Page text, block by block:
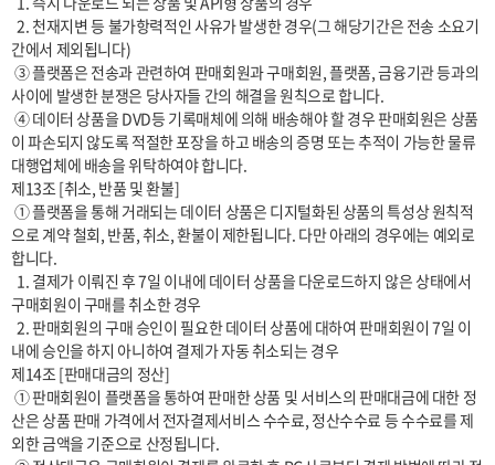
  2. 천재지변 등 불가항력적인 사유가 발생한 경우(그 해당기간은 전송 소요기
간에서 제외됩니다)
사이에 발생한 분쟁은 당사자들 간의 해결을 원칙으로 합니다.
이 파손되지 않도록 적절한 포장을 하고 배송의 증명 또는 추적이 가능한 물류
대행업체에 배송을 위탁하여야 합니다.
제13조 [취소, 반품 및 환불]
으로 계약 철회, 반품, 취소, 환불이 제한됩니다. 다만 아래의 경우에는 예외로
합니다.
구매회원이 구매를 취소한 경우
  2. 판매회원의 구매 승인이 필요한 데이터 상품에 대하여 판매회원이 7일 이
내에 승인을 하지 아니하여 결제가 자동 취소되는 경우
제14조 [판매대금의 정산]
산은 상품 판매 가격에서 전자결제서비스 수수료, 정산수수료 등 수수료를 제
외한 금액을 기준으로 산정됩니다.